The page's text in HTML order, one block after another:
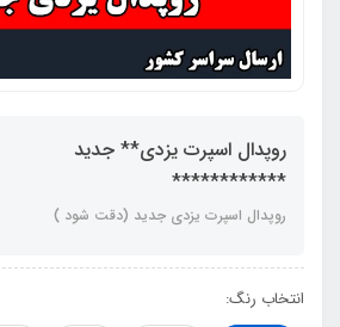
روپدال اسپرت یزدی** جدید
************
روپدال اسپرت یزدی جدید (دقت شود )
انتخاب رنگ: